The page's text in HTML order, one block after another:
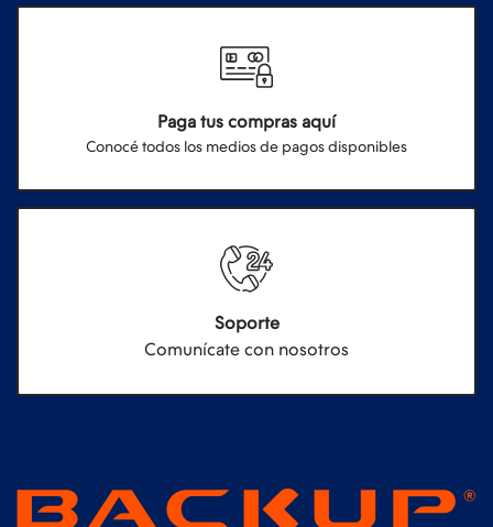
Paga tus compras aquí
Conocé todos los medios de pagos disponibles
Soporte
Comunícate con nosotros